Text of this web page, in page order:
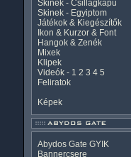
Skinek - Csillagkapu
Skinek - Egyiptom
Játékok & Kiegészítők
Ikon & Kurzor & Font
Hangok & Zenék
Mixek
Klipek
Videók- 1 2 3 4 5
Feliratok
Képek
Abydos Gate GYIK
Bannercsere